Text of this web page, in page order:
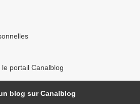
portail Canalblog
blog sur Canalblog